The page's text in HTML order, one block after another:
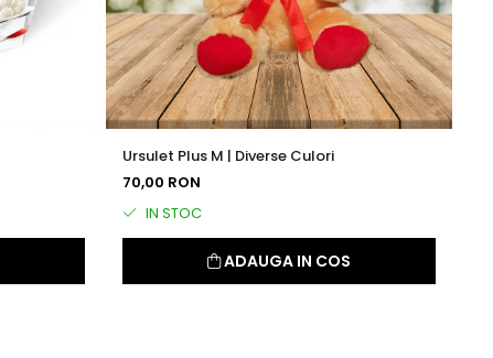
Ursulet Plus M | Diverse Culori
70,00 RON
IN STOC
ADAUGA IN COS